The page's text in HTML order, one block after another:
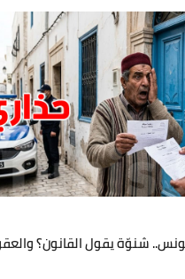
شنوّة يقول القانون؟